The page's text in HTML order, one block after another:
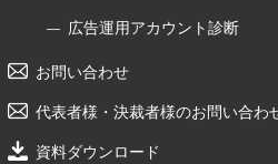
広告運用アカウント診断
お問い合わせ
代表者様・決裁者様のお問い合わ
資料ダウンロード